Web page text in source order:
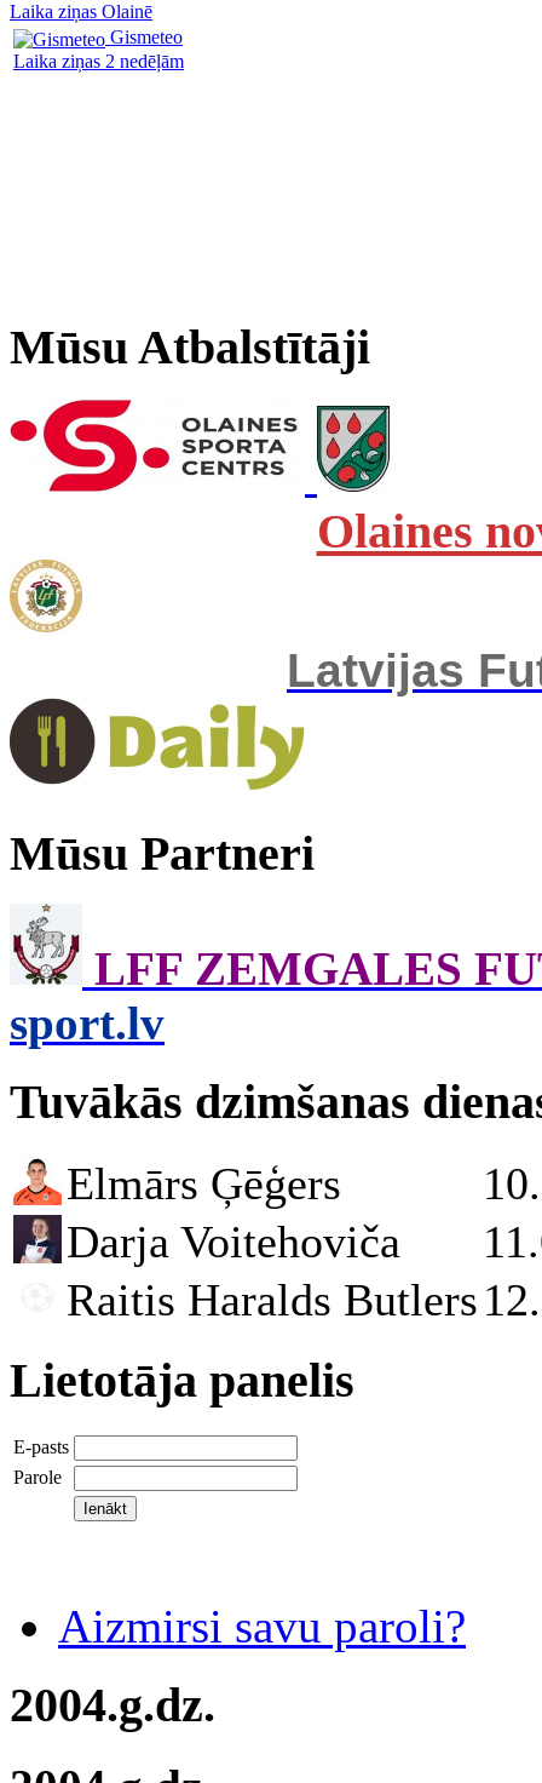
Laika ziņas Olainē
Gismeteo
Laika ziņas 2 nedēļām
Mūsu Atbalstītāji
Olaines
Latvijas
Mūsu Partneri
LFF ZEMGALES
sport.lv
Tuvākās dzimšanas
Elmārs Ģēģers
Darja Voitehoviča
Raitis Haralds Butlers
Lietotāja panelis
E-pasts
Parole
Aizmirsi savu paroli?
2004.g.dz.